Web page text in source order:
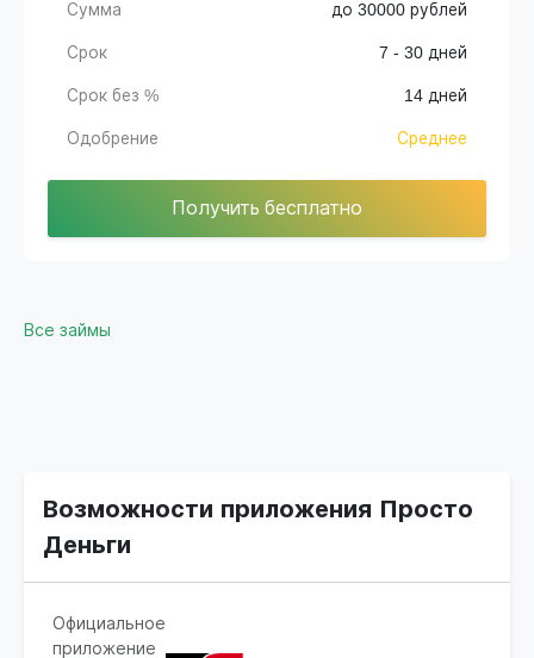
Сумма до 30000 рублей
Срок 7 - 30 дней
Срок без % 14 дней
Одобрение Среднее
Получить бесплатно
Все займы
Возможности приложения Просто
Деньги
Официальное
приложение